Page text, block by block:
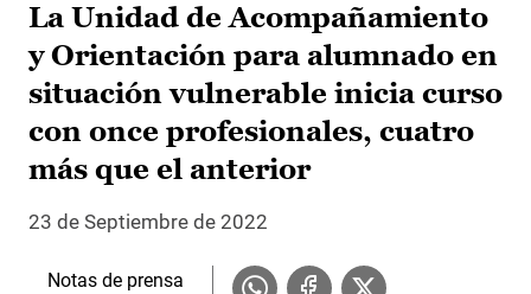
La Unidad de Acompañamiento
y Orientación para alumnado en
situación vulnerable inicia curso
con once profesionales, cuatro
más que el anterior
23 de Septiembre de 2022
Notas de prensa